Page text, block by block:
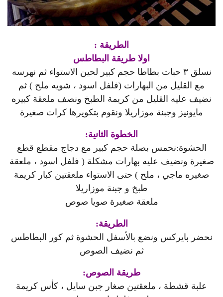
الطريقة :
اولا طريقة البطاطس
نسلق ٣ حبات بطاطا حجم كبير لحين الاستواء ثم نهرسه
مع القليل من البهارات (فلفل اسود ، شويه ملح ) ثم
نضيف عليه القليل من كريمة الطبخ ونصف ملعقة كبيره
مايونيز وجبنة موزاريلا ونقوم بتكويرها كرات صغيرة
الخطوة الثانية:
الحشوة:نحمس بصلة حجم كبير مع دجاج مقطع قطع
صغيرة ونضيف عليه بهارات مشكلة ( فلفل اسود ، ملعقة
صغيره ماجي ، ملح ) حتى الاستواء ملعقتين كبار كريمة
طبخ و جبنة موزاريلا
ملعقة صغيرة صويا صوص
الطريقة:
نحضر بايركس ونضع بالأسفل الحشوة ثم كور البطاطس
ثم نضيف الصوص
طريقة الصوص:
علبة قشطة ، ملعقتين صغار جبن سايل ، كأس كريمة